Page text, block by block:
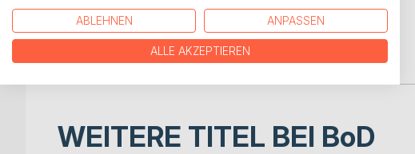
Alexander Greiner
Denny Sachs
Vanessa Glau
WEITERE TITEL BEI BoD
ABLEHNEN ANPASSEN
ALLE AKZEPTIEREN